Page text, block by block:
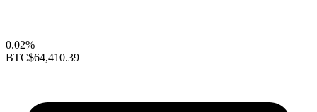
0.02%
BTC$64,410.39